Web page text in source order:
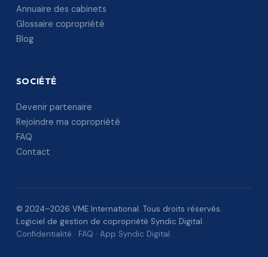
Annuaire des cabinets
Glossaire copropriété
Blog
SOCIÉTÉ
Devenir partenaire
Rejoindre ma copropriété
FAQ
Contact
© 2024–2026 VME International. Tous droits réservés.
Logiciel de gestion de copropriété Syndic Digital.
Confidentialité · FAQ · App Syndic Digital